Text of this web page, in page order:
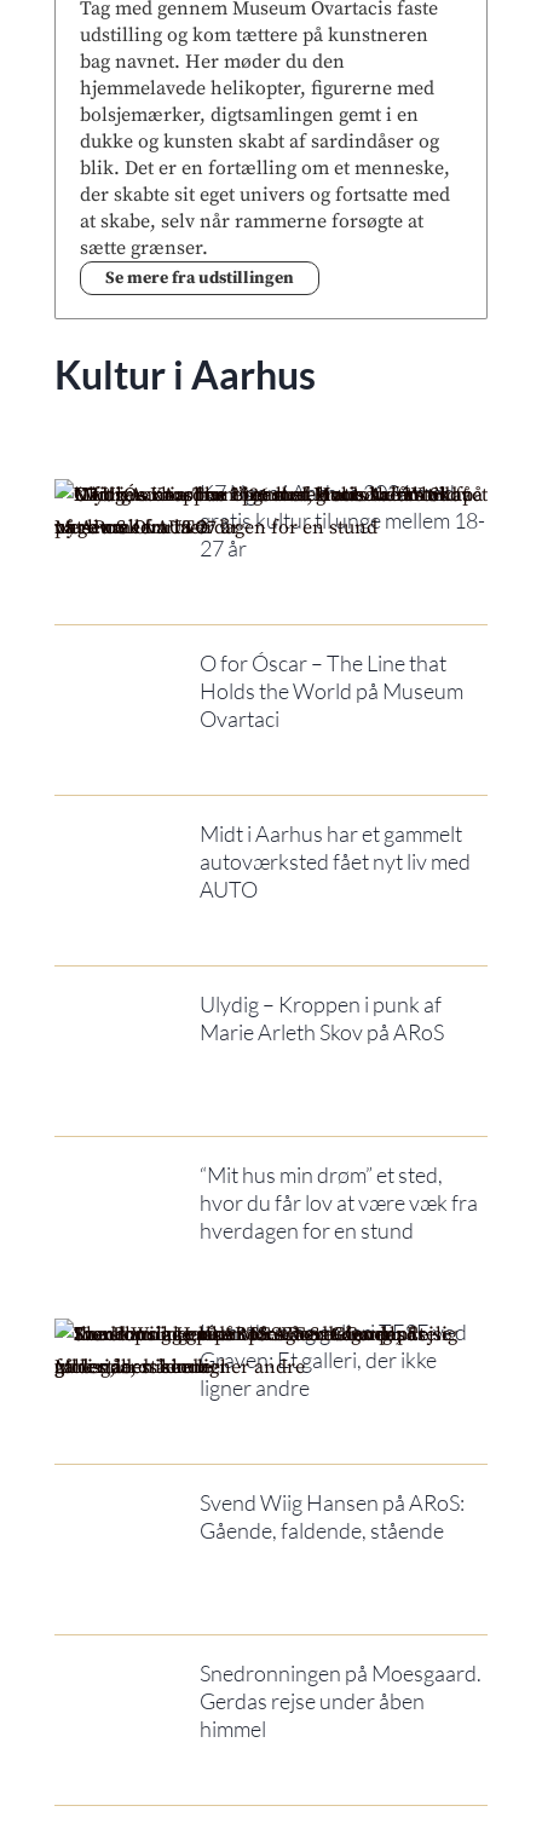
Tag med gennem Museum Ovartacis faste
udstilling og kom tættere på kunstneren
bag navnet. Her møder du den
hjemmelavede helikopter, figurerne med
bolsjemærker, digtsamlingen gemt i en
dukke og kunsten skabt af sardindåser og
blik. Det er en fortælling om et menneske,
der skabte sit eget univers og fortsatte med
at skabe, selv når rammerne forsøgte at
sætte grænser.
Se mere fra udstillingen
Kultur i Aarhus
K7 Ugen i Aarhus 2026 med
gratis kultur til unge mellem 18-
27 år
O for Óscar – The Line that
Holds the World på Museum
Ovartaci
Midt i Aarhus har et gammelt
autoværksted fået nyt liv med
AUTO
Ulydig – Kroppen i punk af
Marie Arleth Skov på ARoS
“Mit hus min drøm” et sted,
hvor du får lov at være væk fra
hverdagen for en stund
Kunsthus og galleri TESE ved
Graven: Et galleri, der ikke
ligner andre
Svend Wiig Hansen på ARoS:
Gående, faldende, stående
Snedronningen på Moesgaard.
Gerdas rejse under åben
himmel